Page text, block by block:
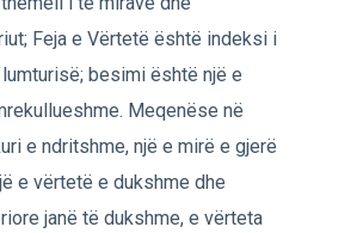
Feja e Vërtetë është indeksi i
besimi është një e
Meqenëse në
e ndritshme, një e mirë e gjerë
e vërtetë e dukshme dhe
janë të dukshme, e vërteta